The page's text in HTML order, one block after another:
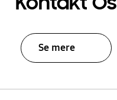
Se mere